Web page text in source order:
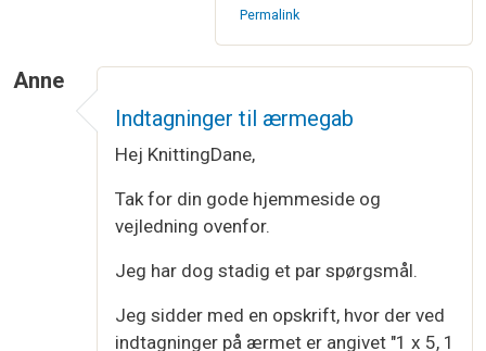
Permalink
Anne
Indtagninger til ærmegab
Hej KnittingDane,
Tak for din gode hjemmeside og
vejledning ovenfor.
Jeg har dog stadig et par spørgsmål.
Jeg sidder med en opskrift, hvor der ved
indtagninger på ærmet er angivet "1 x 5, 1